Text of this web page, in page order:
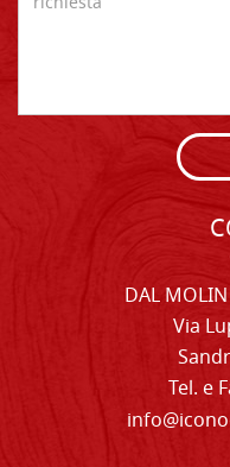
DAL MOLIN
Via
Tel. e